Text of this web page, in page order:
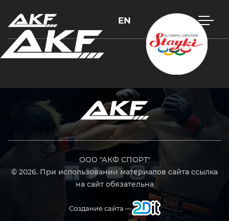
EN
ООО "АКФ СПОРТ"
© 2026. При использовании материалов сайта ссылка
на сайт обязательна
Создание сайта —
Нажмите Enter для поиска или Esc, чтобы закрыть